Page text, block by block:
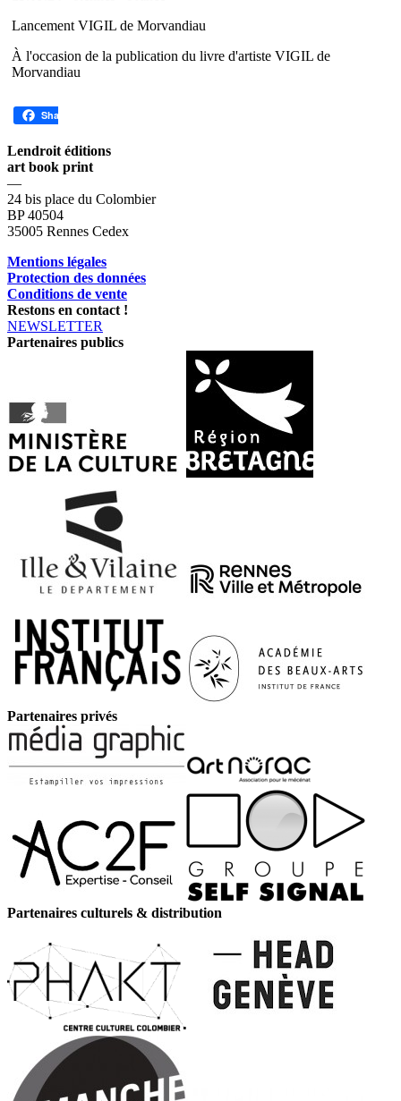
Lancement VIGIL de Morvandiau
À l'occasion de la publication du livre d'artiste VIGIL de
Morvandiau
Share
Lendroit éditions
art book print
—
24 bis place du Colombier
BP 40504
35005 Rennes Cedex
Mentions légales
Protection des données
Conditions de vente
Restons en contact !
NEWSLETTER
Partenaires publics
Partenaires privés
Partenaires culturels & distribution